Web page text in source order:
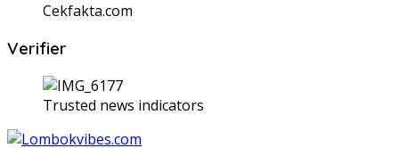
Cekfakta.com
Verifier
Trusted news indicators